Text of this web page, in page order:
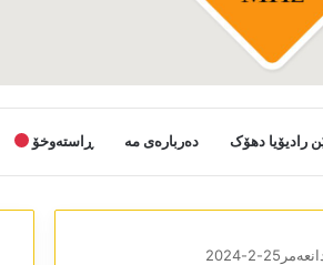
رادیۆیا دھۆک دەربارەی مە ڕاستەوخۆ
2-2024